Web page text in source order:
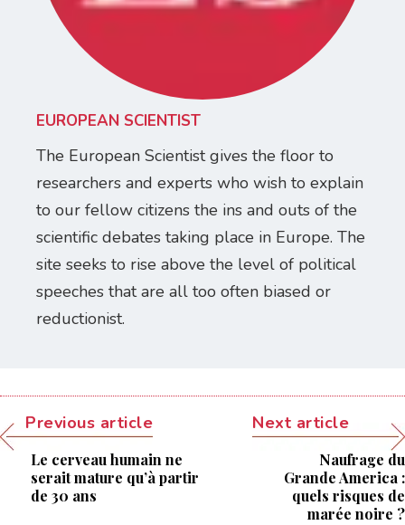
EUROPEAN SCIENTIST
The European Scientist gives the floor to
researchers and experts who wish to explain
to our fellow citizens the ins and outs of the
scientific debates taking place in Europe. The
site seeks to rise above the level of political
speeches that are all too often biased or
reductionist.
Previous article
Le cerveau humain ne
serait mature qu’à partir
de 30 ans
Next article
Naufrage du
Grande America :
quels risques de
marée noire ?